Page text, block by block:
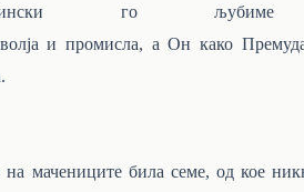
го љубиме
волја и промисла, а Он како
на мачениците била семе, од кое